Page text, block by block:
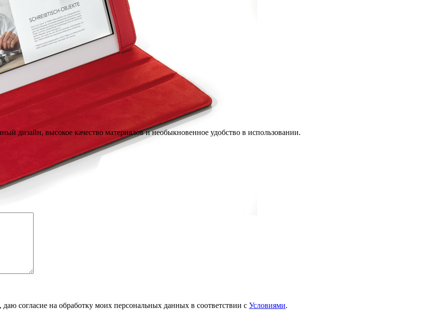
дизайн, высокое качество материалов и необыкновенное удобство в использовании.
согласие на обработку моих персональных данных в соответствии с Условиями.